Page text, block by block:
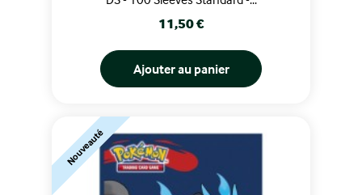
Prix
11,50 €
Ajouter au panier
Nouveauté